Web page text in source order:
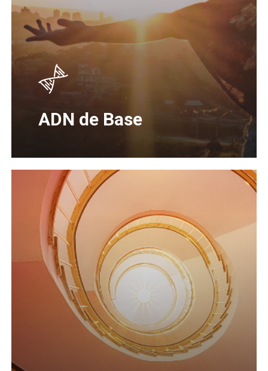
ADN de Base